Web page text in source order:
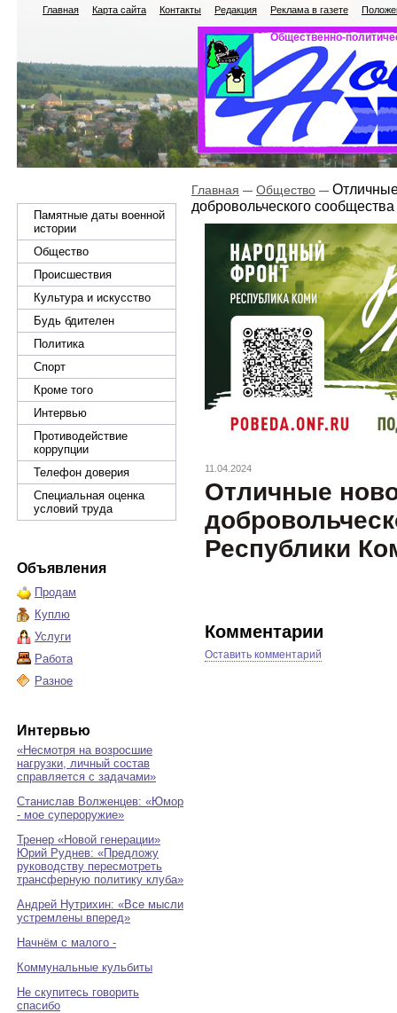
Главная Карта сайта Контакты Редакция Реклама в газете
Общественно-
Памятные даты военной
истории
Общество
Происшествия
Культура и искусство
Будь бдителен
Политика
Спорт
Кроме того
Интервью
Противодействие
коррупции
Телефон доверия
Специальная оценка
условий труда
Объявления
Продам
Куплю
Услуги
Работа
Разное
Интервью
«Несмотря на возросшие
нагрузки, личный состав
справляется с задачами»
Станислав Волженцев: «Юмор
- мое супероружие»
Тренер «Новой генерации»
Юрий Руднев: «Предложу
руководству пересмотреть
трансферную политику клуба»
Андрей Нутрихин: «Все мысли
устремлены вперед»
Начнём с малого -
Коммунальные кульбиты
Не скупитесь говорить
спасибо
Главная Общество
добровольческого
11.04.2024
Отличные
Республики
Комментарии
Оставить комментарий